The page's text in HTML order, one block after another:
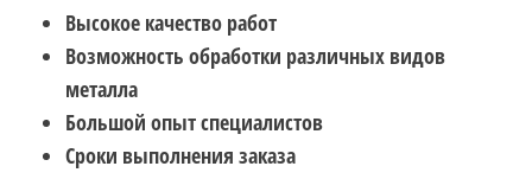
Высокое качество работ
Возможность обработки различных видов
металла
Большой опыт специалистов
Сроки выполнения заказа